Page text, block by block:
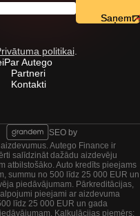
politikai.
Par Autego
Partneri
Kontakti
SEO by
Autego Finance ir
salīdzināt dažādu aizdevēju
atbilstošāko. Auto kredīts pieejams
summu no 500 līdz 25 000 EUR un
piedāvājumam. Pārkreditācijas,
pieejami ar aizdevuma
līdz 25 000 EUR un gada
Kalkulācijas piemērs: